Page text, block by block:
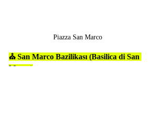
Piazza San Marco
⛪️ San Marco Bazilikası (Basilica di San
Marco)